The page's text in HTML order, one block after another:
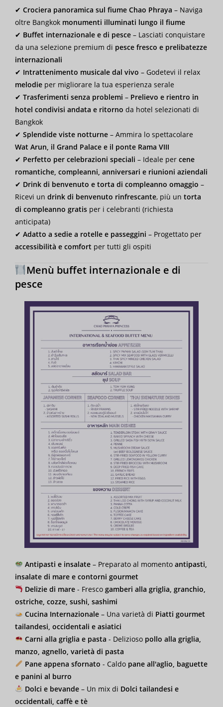
✔ Crociera panoramica sul fiume Chao Phraya – Naviga
oltre Bangkok monumenti illuminati lungo il fiume
✔ Buffet internazionale e di pesce – Lasciati conquistare
da una selezione premium di pesce fresco e prelibatezze
internazionali
✔ Intrattenimento musicale dal vivo – Godetevi il relax
melodie per migliorare la tua esperienza serale
✔ Trasferimenti senza problemi – Prelievo e rientro in
hotel condivisi andata e ritorno da hotel selezionati di
Bangkok
✔ Splendide viste notturne – Ammira lo spettacolare
Wat Arun, il Grand Palace e il ponte Rama VIII
✔ Perfetto per celebrazioni speciali – Ideale per cene
romantiche, compleanni, anniversari e riunioni aziendali
✔ Drink di benvenuto e torta di compleanno omaggio –
Ricevi un drink di benvenuto rinfrescante, più un torta
di compleanno gratis per i celebranti (richiesta
anticipata)
✔ Adatto a sedie a rotelle e passeggini – Progettato per
accessibilità e comfort per tutti gli ospiti
Menù buffet internazionale e di
pesce
Antipasti e insalate– Preparato al momento antipasti,
insalate di mare e contorni gourmet
Delizie di mare- Fresco gamberi alla griglia, granchio,
ostriche, cozze, sushi, sashimi
Cucina Internazionale– Una varietà di Piatti gourmet
tailandesi, occidentali e asiatici
Carni alla griglia e pasta - Delizioso pollo alla griglia,
manzo, agnello, varietà di pasta
Pane appena sfornato - Caldo pane all'aglio, baguette
e panini al burro
Dolci e bevande– Un mix di Dolci tailandesi e
occidentali, caffè e tè